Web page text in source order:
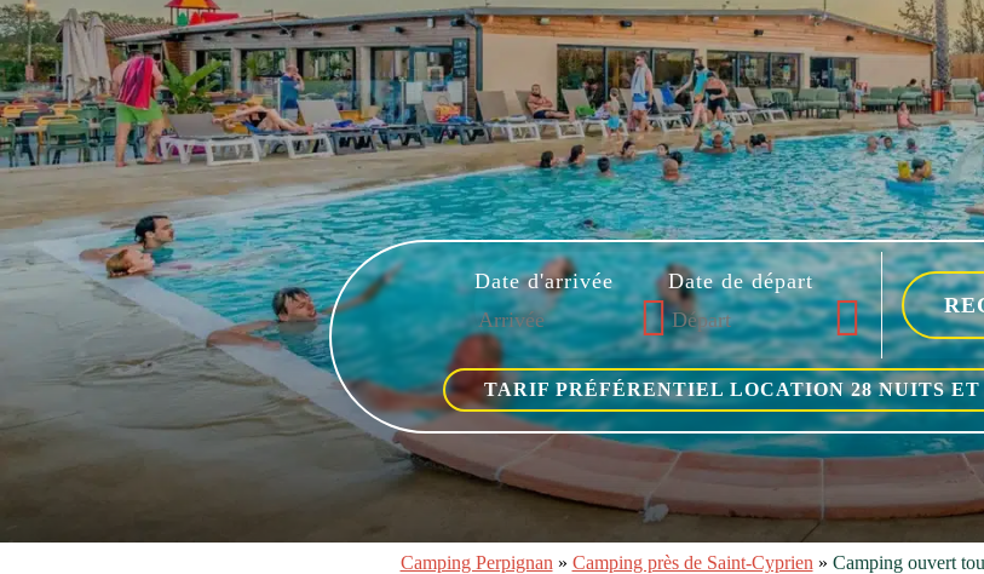
Date d'arrivée Date de départ
TARIF PRÉFÉRENTIEL LOCATION 28 NUITS
Camping Perpignan » Camping près de Saint-Cyprien » Camping ouvert